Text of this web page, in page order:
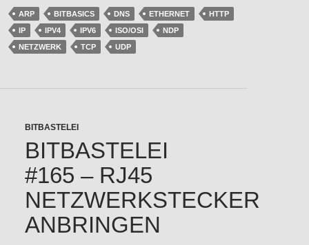
ARP BITBASICS DNS ETHERNET
HTTP
IP
IPV4 IPV6 ISO/OSI
NDP
NETZWERK
TCP UDP
BITBASTELEI
BITBASTELEI
#165 – RJ45
NETZWERKSTECKER
ANBRINGEN